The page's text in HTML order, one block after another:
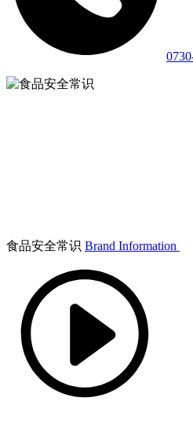
食品安全常识 Brand Information